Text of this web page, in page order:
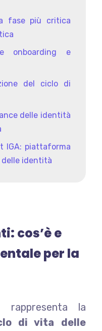
fase più critica
onboarding e
del ciclo di
delle identità
IGA: piattaforma
identità
cos’è e
per la
rappresenta la
di vita delle